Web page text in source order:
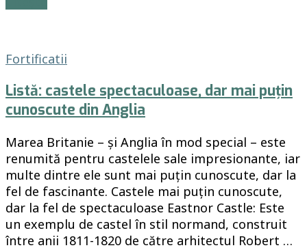
Fortificatii
Listă: castele spectaculoase, dar mai puțin
cunoscute din Anglia
Marea Britanie – și Anglia în mod special – este
renumită pentru castelele sale impresionante, iar
multe dintre ele sunt mai puțin cunoscute, dar la
fel de fascinante. Castele mai puțin cunoscute,
dar la fel de spectaculoase Eastnor Castle: Este
un exemplu de castel în stil normand, construit
între anii 1811-1820 de către arhitectul Robert …